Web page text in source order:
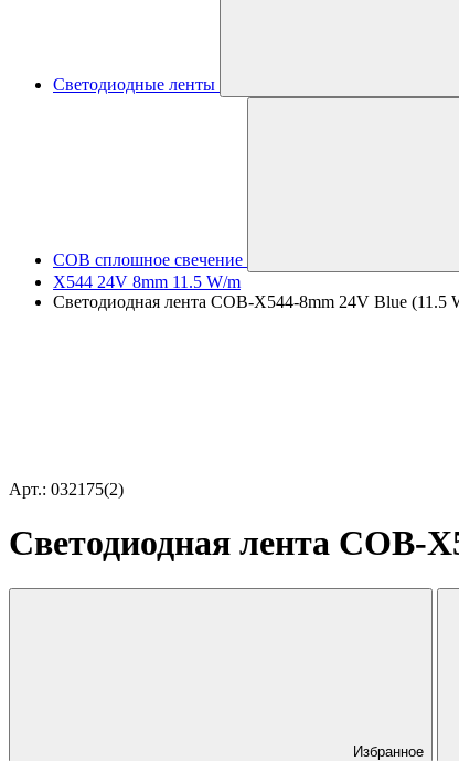
Светодиодные ленты
COB сплошное свечение
X544 24V 8mm 11.5 W/m
Светодиодная лента COB-X544-8mm 24V Blue (11.5
Арт.: 032175(2)
Светодиодная лента COB-
Избранное